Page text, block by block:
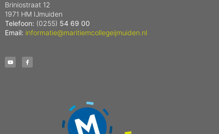
Briniostraat 12
1971 HM IJmuiden
Telefoon: (0255) 54 69 00
Email: informatie@maritiemcollegeijmuiden.nl